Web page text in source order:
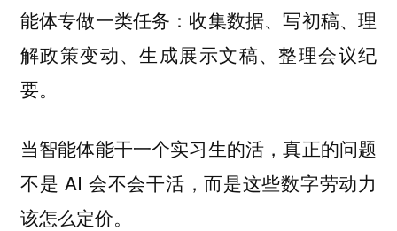
能体专做一类任务：收集数据、写初稿、理
解政策变动、生成展示文稿、整理会议纪
要。
当智能体能干一个实习生的活，真正的问题
不是 AI 会不会干活，而是这些数字劳动力
该怎么定价。